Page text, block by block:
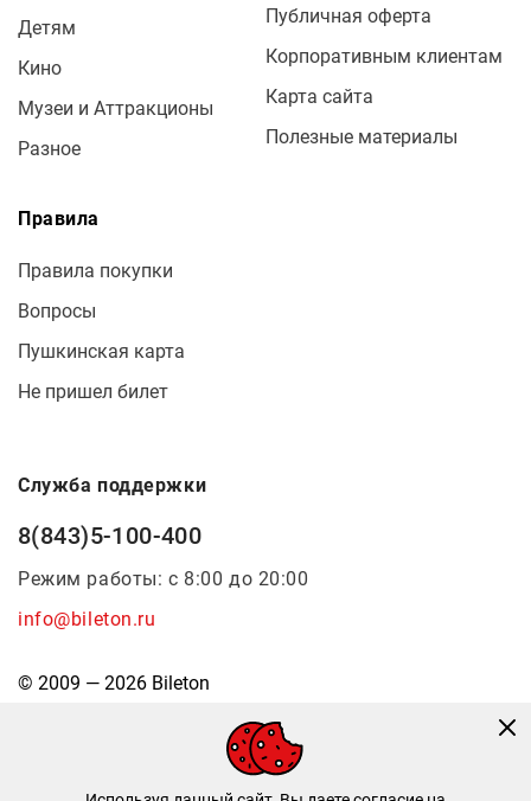
Детям
Кино
Музеи и Аттракционы
Разное
Публичная оферта
Корпоративным клиентам
Карта сайта
Полезные материалы
Правила
Правила покупки
Вопросы
Пушкинская карта
Не пришел билет
Служба поддержки
8(843)5-100-400
Режим работы: с 8:00 до 20:00
info@bileton.ru
© 2009 — 2026 Bileton